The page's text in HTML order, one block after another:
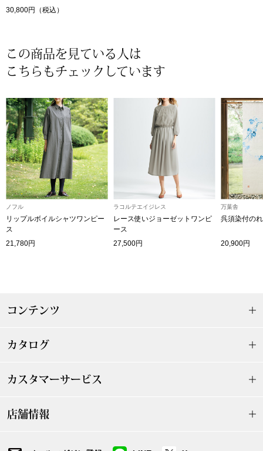
すべて見る
ア
プ
ス
その他
おすすめブラ
ザ･ノース･フ
ヘリーハンセン
ヘンリーコッ
30,800円（税込）
この商品を見ている人は
こちらもチェックしています
ノフル
リップルボイルシャツワンピー
ス
21,780円
ラコルテエイジレス
レース使いジョーゼットワンピ
ース
27,500円
万葉舎
呉須染付の
20,900円
コンテンツ
カタログ
カスタマーサービス
店舗情報